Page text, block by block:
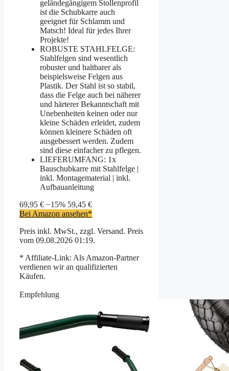
geländegängigem Stollenprofil
ist die Schubkarre auch
geeignet für Schlamm und
Matsch! Ideal für jedes Ihrer
Projekte!
ROBUSTE STAHLFELGE:
Stahlfelgen sind wesentlich
robuster und haltbarer als
beispielsweise Felgen aus
Plastik. Der Stahl ist so stabil,
dass die Felge auch bei näherer
und härterer Bekanntschaft mit
Unebenheiten keinen oder nur
kleine Schäden erleidet, zudem
können kleinere Schäden oft
ausgebessert werden. Zudem
sind diese einfacher zu pflegen.
LIEFERUMFANG: 1x
Bauschubkarre mit Stahlfelge |
inkl. Montagematerial | inkl.
Aufbauanleitung
69,95 € −15% 59,45 €
Bei Amazon ansehen*
Preis inkl. MwSt., zzgl. Versand. Preis
vom 09.08.2026 01:19.
* Affiliate-Link: Als Amazon-Partner
verdienen wir an qualifizierten
Käufen.
Empfehlung